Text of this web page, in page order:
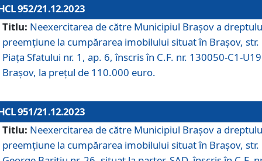
952/21.12.2023
Titlu: Neexercitarea de către Municipiul Brașov a
preemțiune la cumpărarea imobilului situat în Brașov, str.
Piața Sfatului nr. 1, ap. 6, înscris în C.F. nr. 130050-C1-U19
Brașov, la prețul de 110.000 euro.
951/21.12.2023
Titlu: Neexercitarea de către Municipiul Brașov a
preemțiune la cumpărarea imobilului situat în Brașov, str.